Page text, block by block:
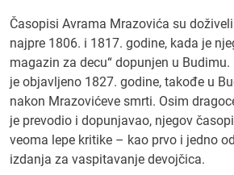
Časopisi Avrama Mrazovića su
najpre 1806. i 1817. godine, kada je
magazin za decu“ dopunjen u
je objavljeno 1827. godine, takođe u
nakon Mrazovićeve smrti. Osim
je prevodio i dopunjavao, njegov
veoma lepe kritike – kao prvo i jedno
izdanja za vaspitavanje devojčica.